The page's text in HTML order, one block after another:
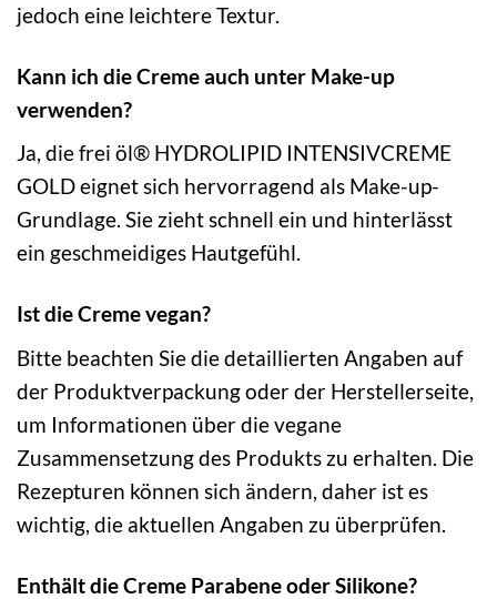
jedoch eine leichtere Textur.
Kann ich die Creme auch unter Make-up
verwenden?
Ja, die frei öl® HYDROLIPID INTENSIVCREME
GOLD eignet sich hervorragend als Make-up-
Grundlage. Sie zieht schnell ein und hinterlässt
ein geschmeidiges Hautgefühl.
Ist die Creme vegan?
Bitte beachten Sie die detaillierten Angaben auf
der Produktverpackung oder der Herstellerseite,
um Informationen über die vegane
Zusammensetzung des Produkts zu erhalten. Die
Rezepturen können sich ändern, daher ist es
wichtig, die aktuellen Angaben zu überprüfen.
Enthält die Creme Parabene oder Silikone?